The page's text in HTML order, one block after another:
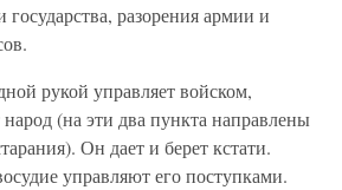
разорения армии и
рукой управляет войском,
(на эти два пункта направлены
Он дает и берет кстати.
управляют его поступками.